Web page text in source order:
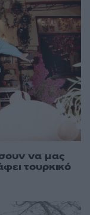
να μας
τουρκικό